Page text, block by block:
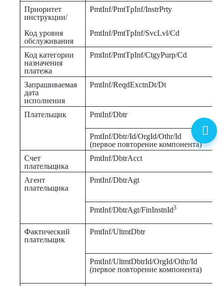
Приоритет
инструкции/
PmtInf/PmtTpInf/InstrPrty
Код уровня
обслуживания
PmtInf/PmtTpInf/SvcLvl/Cd
Код категории
назначения
платежа
PmtInf/PmtTpInf/CtgyPurp/Cd
Запрашиваемая
дата
исполнения
PmtInf/ReqdExctnDt/Dt
Плательщик PmtInf/Dbtr
PmtInf/Dbtr/Id/OrgId/Othr/Id
(первое повторение компонента)
Счет
плательщика
PmtInf/DbtrAcct
Агент
плательщика
PmtInf/DbtrAgt
PmtInf/DbtrAgt/FinInstnId3
Фактический
плательщик
PmtInf/UltmtDbtr
PmtInf/UltmtDbtrId/OrgId/Othr/Id
(первое повторение компонента)